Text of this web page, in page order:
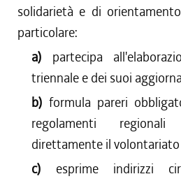
solidarietà e di
particolare:
a) partecipa
triennale e dei suoi
b) formula pareri
regolamenti
direttamente il
c) esprime indirizzi